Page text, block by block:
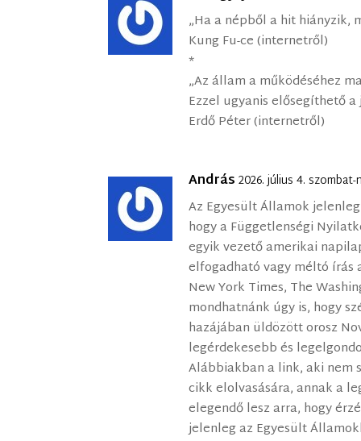
„Ha a népből a hit hiányzik,
Kung Fu-ce (internetről)
*
„Az állam a működéséhez
Ezzel ugyanis elősegíthető
Erdő Péter (internetről)
András 2026. július 4.
Az Egyesült Államok
hogy a Függetlenségi
egyik vezető amerikai
elfogadható vagy méltó írás
New York Times, The
mondhatnánk úgy is, hogy
hazájában üldözött orosz
legérdekesebb és
Alábbiakban a link, aki nem
cikk elolvasására, annak a
elegendő lesz arra, hogy
jelenleg az Egyesült